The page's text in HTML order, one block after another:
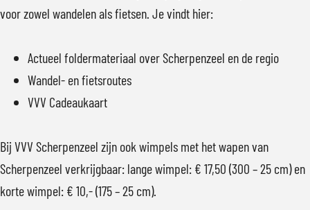
voor zowel wandelen als fietsen. Je vindt hier:
Actueel foldermateriaal over Scherpenzeel en de regio
Wandel- en fietsroutes
VVV Cadeaukaart
Bij VVV Scherpenzeel zijn ook wimpels met het wapen van
Scherpenzeel verkrijgbaar: lange wimpel: € 17,50 (300 – 25 cm) en
korte wimpel: € 10,- (175 – 25 cm).